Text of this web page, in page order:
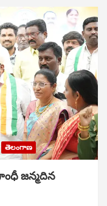
తెలంగాణ
జ‌న్మ‌దిన